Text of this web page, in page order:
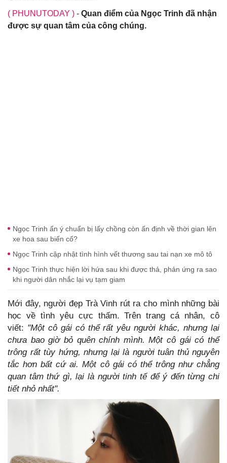
( PHUNUTODAY ) - Quan điểm của Ngọc Trinh đã nhận
được sự quan tâm của công chúng.
Ngọc Trinh ẩn ý chuẩn bị lấy chồng còn ấn định về thời gian lên
xe hoa sau biến cố?
Ngọc Trinh cập nhật tình hình vết thương sau tai nạn xe mô tô
Ngọc Trinh thực hiện lời hứa sau khi được thả, phản ứng ra sao
khi người dân nhắc lại vụ tạm giam
Mới đây, người đẹp Trà Vinh rút ra cho mình những bài
học về tình yêu cực thấm. Trên trang cá nhân, cô
viết: "Một cô gái có thể rất yêu người khác, nhưng lại
chưa bao giờ bỏ quên chính mình. Một cô gái có thể
trông rất tùy hứng, nhưng lại là người tuân thủ nguyên
tắc hơn bất cứ ai. Một cô gái có thể trông như chẳng
quan tâm thứ gì, lại là người tinh tế để ý đến từng chi
tiết nhỏ nhất".